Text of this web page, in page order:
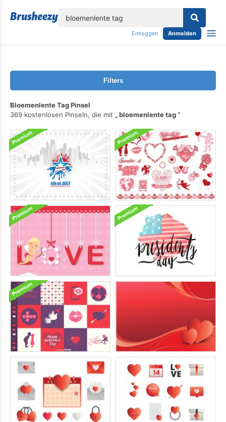
Einloggen Anmelden
Filters
Bloemenlente Tag Pinsel
369 kostenlosen Pinseln, die mit
bloemenlente tag